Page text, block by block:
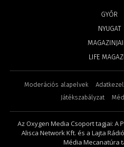
GYŐR
NYUGAT
LIFE
Moderációs alapelvek
Játékszabályzat
Az Oxygen Media Csoport tagjai: A
Alisca Network Kft. és a Lajta
Média Mecanatúra